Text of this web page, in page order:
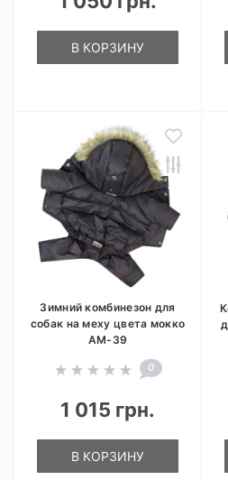
В КОРЗИНУ
Зимний комбинезон для
собак на меху цвета мокко
AM-39
0
1 015 грн.
В КОРЗИНУ